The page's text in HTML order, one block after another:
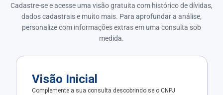
Cadastre-se e acesse uma visão gratuita com histórico de dívidas,
dados cadastrais e muito mais. Para aprofundar a análise,
personalize com informações extras em uma consulta sob
medida.
Visão Inicial
Complemente a sua consulta descobrindo se o CNPJ